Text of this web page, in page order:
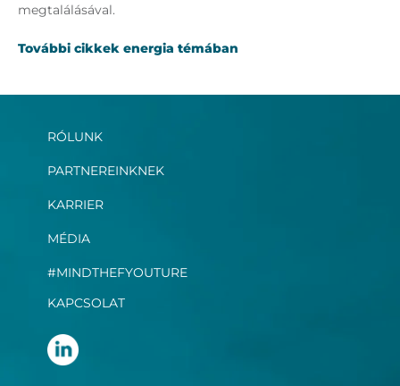
megtalálásával.
További cikkek energia témában
RÓLUNK
PARTNEREINKNEK
KARRIER
MÉDIA
#MINDTHEFYOUTURE
KAPCSOLAT